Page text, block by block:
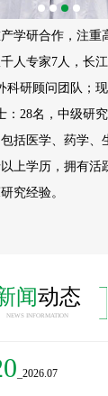
学研合作，注重
人专家7人，长
科研顾问团队；
：28名，中级研
括医学、药学、
上学历，拥有活
究经验。
闻动态
NEWS INFORMATION
_2026.07